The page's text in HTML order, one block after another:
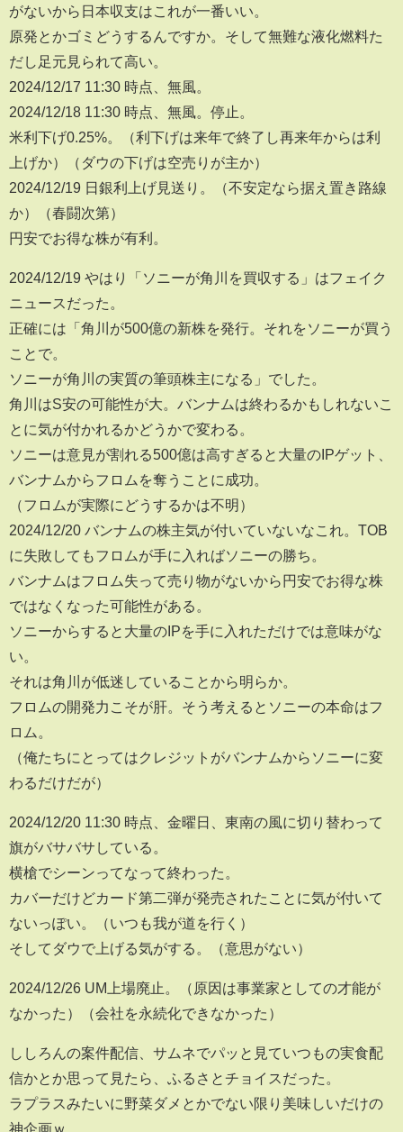
がないから日本収支はこれが一番いい。
原発とかゴミどうするんですか。そして無難な液化燃料た
だし足元見られて高い。
2024/12/17 11:30 時点、無風。
2024/12/18 11:30 時点、無風。停止。
米利下げ0.25%。（利下げは来年で終了し再来年からは利
上げか）（ダウの下げは空売りが主か）
2024/12/19 日銀利上げ見送り。（不安定なら据え置き路線
か）（春闘次第）
円安でお得な株が有利。
2024/12/19 やはり「ソニーが角川を買収する」はフェイク
ニュースだった。
正確には「角川が500億の新株を発行。それをソニーが買う
ことで。
ソニーが角川の実質の筆頭株主になる」でした。
角川はS安の可能性が大。バンナムは終わるかもしれないこ
とに気が付かれるかどうかで変わる。
ソニーは意見が割れる500億は高すぎると大量のIPゲット、
バンナムからフロムを奪うことに成功。
（フロムが実際にどうするかは不明）
2024/12/20 バンナムの株主気が付いていないなこれ。TOB
に失敗してもフロムが手に入ればソニーの勝ち。
バンナムはフロム失って売り物がないから円安でお得な株
ではなくなった可能性がある。
ソニーからすると大量のIPを手に入れただけでは意味がな
い。
それは角川が低迷していることから明らか。
フロムの開発力こそが肝。そう考えるとソニーの本命はフ
ロム。
（俺たちにとってはクレジットがバンナムからソニーに変
わるだけだが）
2024/12/20 11:30 時点、金曜日、東南の風に切り替わって
旗がバサバサしている。
横槍でシーンってなって終わった。
カバーだけどカード第二弾が発売されたことに気が付いて
ないっぽい。（いつも我が道を行く）
そしてダウで上げる気がする。（意思がない）
2024/12/26 UM上場廃止。（原因は事業家としての才能が
なかった）（会社を永続化できなかった）
ししろんの案件配信、サムネでパッと見ていつもの実食配
信かとか思って見たら、ふるさとチョイスだった。
ラプラスみたいに野菜ダメとかでない限り美味しいだけの
神企画ｗ